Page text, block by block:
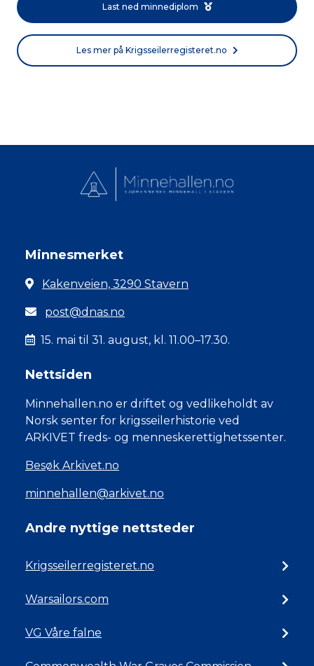
Last ned minnediplom
Les mer på Krigsseilerregisteret.no
Minnesmerket
Kakenveien, 3290 Stavern
post@dnas.no
15. mai til 31. august, kl. 11.00–17.30.
Nettsiden
Minnehallen.no er driftet og vedlikeholdt av
Norsk senter for krigsseilerhistorie ved
ARKIVET freds- og menneskerettighetssenter.
Besøk Arkivet.no
minnehallen@arkivet.no
Andre nyttige nettsteder
Krigsseilerregisteret.no
Warsailors.com
VG Våre falne